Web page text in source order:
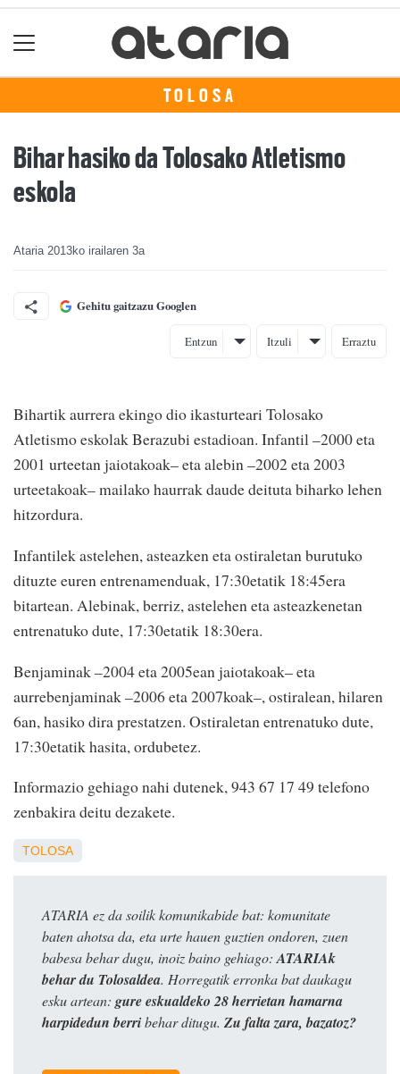
TOLOSA
Bihar hasiko da Tolosako Atletismo
eskola
Ataria 2013ko irailaren 3a
Gehitu gaitzazu Googlen
Entzun Itzuli Erraztu
Bihartik aurrera ekingo dio ikasturteari Tolosako
Atletismo eskolak Berazubi estadioan. Infantil –2000 eta
2001 urteetan jaiotakoak– eta alebin –2002 eta 2003
urteetakoak– mailako haurrak daude deituta biharko lehen
hitzordura.
Infantilek astelehen, asteazken eta ostiraletan burutuko
dituzte euren entrenamenduak, 17:30etatik 18:45era
bitartean. Alebinak, berriz, astelehen eta asteazkenetan
entrenatuko dute, 17:30etatik 18:30era.
Benjaminak –2004 eta 2005ean jaiotakoak– eta
aurrebenjaminak –2006 eta 2007koak–, ostiralean, hilaren
6an, hasiko dira prestatzen. Ostiraletan entrenatuko dute,
17:30etatik hasita, ordubetez.
Informazio gehiago nahi dutenek, 943 67 17 49 telefono
zenbakira deitu dezakete.
TOLOSA
ATARIA ez da soilik komunikabide bat: komunitate
baten ahotsa da, eta urte hauen guztien ondoren, zuen
babesa behar dugu, inoiz baino gehiago: ATARIAk
behar du Tolosaldea. Horregatik erronka bat daukagu
esku artean: gure eskualdeko 28 herrietan hamarna
harpidedun berribehar ditugu. Zu falta zara, bazatoz?